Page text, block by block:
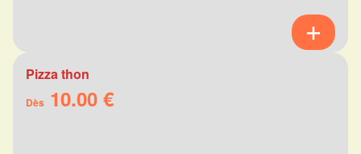
Pizza thon
Dès 10.00 €